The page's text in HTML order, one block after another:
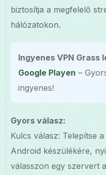
biztosítja a megfelelő
hálózatokon.
Ingyenes VPN Grass
Google Playen –
ingyenes!
Gyors válasz:
Kulcs válasz: Telepítse
Android készülékére,
válasszon egy szervert